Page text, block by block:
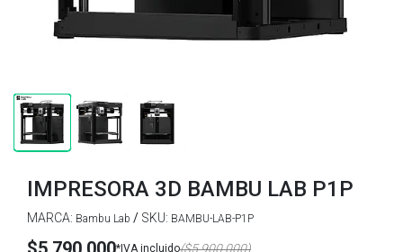
IMPRESORA 3D BAMBU LAB P1P
MARCA: Bambu Lab / SKU: BAMBU-LAB-P1P
*IVA incluido($5.900.000)